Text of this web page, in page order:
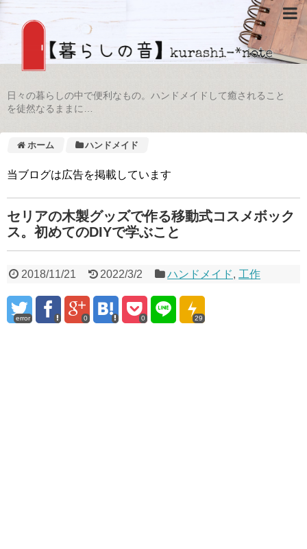
日々の暮らしの中で便利なもの。ハンドメイドして癒されること
を徒然なるままに…
ホーム ハンドメイド
当ブログは広告を掲載しています
セリアの木製グッズで作る移動式コスメボック
ス。初めてのDIYで学ぶこと
2018/11/21 2022/3/2 ハンドメイド, 工作
error 0 0 29